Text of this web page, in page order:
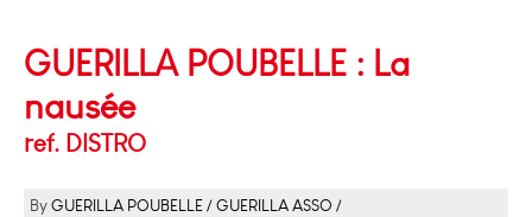
GUERILLA POUBELLE : La
nausée
ref. DISTRO
GUERILLA POUBELLE GUERILLA ASSO